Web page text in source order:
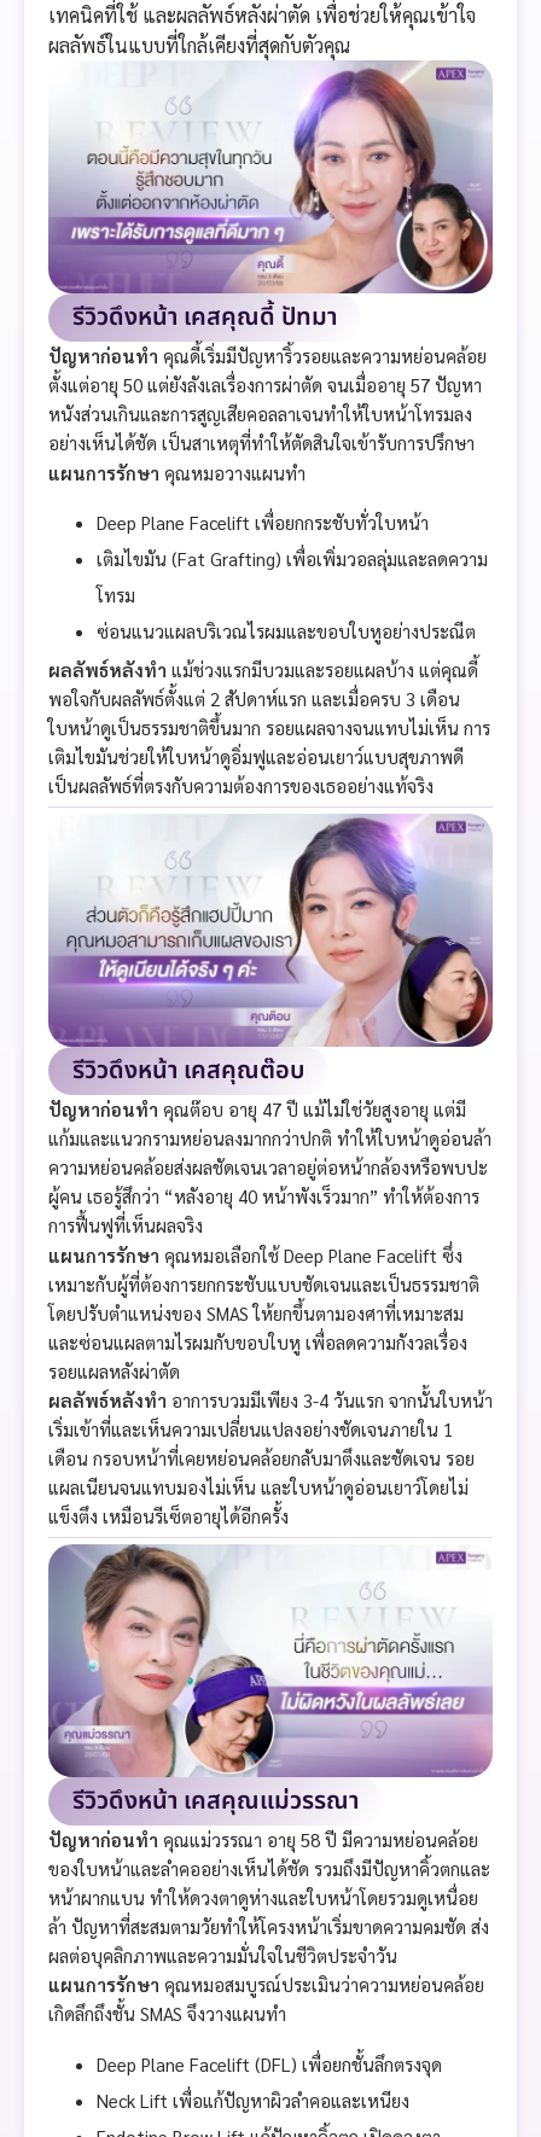
เทคนิคที่ใช้ และผลลัพธ์หลังผ่าตัด เพื่อช่วยให้คุณเข้าใจ
ผลลัพธ์ในแบบที่ใกล้เคียงที่สุดกับตัวคุณ
รีวิวดึงหน้า เคสคุณดี้ ปัทมา
ปัญหาก่อนทำ คุณดี้เริ่มมีปัญหาริ้วรอยและความหย่อนคล้อย
ตั้งแต่อายุ 50 แต่ยังลังเลเรื่องการผ่าตัด จนเมื่ออายุ 57 ปัญหา
หนังส่วนเกินและการสูญเสียคอลลาเจนทำให้ใบหน้าโทรมลง
อย่างเห็นได้ชัด เป็นสาเหตุที่ทำให้ตัดสินใจเข้ารับการปรึกษา
แผนการรักษา คุณหมอวางแผนทำ
Deep Plane Facelift เพื่อยกกระชับทั่วใบหน้า
เติมไขมัน (Fat Grafting) เพื่อเพิ่มวอลลุ่มและลดความ
โทรม
ซ่อนแนวแผลบริเวณไรผมและขอบใบหูอย่างประณีต
ผลลัพธ์หลังทำ แม้ช่วงแรกมีบวมและรอยแผลบ้าง แต่คุณดี้
พอใจกับผลลัพธ์ตั้งแต่ 2 สัปดาห์แรก และเมื่อครบ 3 เดือน
ใบหน้าดูเป็นธรรมชาติขึ้นมาก รอยแผลจางจนแทบไม่เห็น การ
เติมไขมันช่วยให้ใบหน้าดูอิ่มฟูและอ่อนเยาว์แบบสุขภาพดี
เป็นผลลัพธ์ที่ตรงกับความต้องการของเธออย่างแท้จริง
รีวิวดึงหน้า เคสคุณต๊อบ
ปัญหาก่อนทำ คุณต๊อบ อายุ 47 ปี แม้ไม่ใช่วัยสูงอายุ แต่มี
แก้มและแนวกรามหย่อนลงมากกว่าปกติ ทำให้ใบหน้าดูอ่อนล้า
ความหย่อนคล้อยส่งผลชัดเจนเวลาอยู่ต่อหน้ากล้องหรือพบปะ
ผู้คน เธอรู้สึกว่า “หลังอายุ 40 หน้าพังเร็วมาก” ทำให้ต้องการ
การฟื้นฟูที่เห็นผลจริง
แผนการรักษา คุณหมอเลือกใช้ Deep Plane Facelift ซึ่ง
เหมาะกับผู้ที่ต้องการยกกระชับแบบชัดเจนและเป็นธรรมชาติ
โดยปรับตำแหน่งของ SMAS ให้ยกขึ้นตามองศาที่เหมาะสม
และซ่อนแผลตามไรผมกับขอบใบหู เพื่อลดความกังวลเรื่อง
รอยแผลหลังผ่าตัด
ผลลัพธ์หลังทำ อาการบวมมีเพียง 3-4 วันแรก จากนั้นใบหน้า
เริ่มเข้าที่และเห็นความเปลี่ยนแปลงอย่างชัดเจนภายใน 1
เดือน กรอบหน้าที่เคยหย่อนคล้อยกลับมาตึงและชัดเจน รอย
แผลเนียนจนแทบมองไม่เห็น และใบหน้าดูอ่อนเยาว์โดยไม่
แข็งตึง เหมือนรีเซ็ตอายุได้อีกครั้ง
รีวิวดึงหน้า เคสคุณแม่วรรณา
ปัญหาก่อนทำ คุณแม่วรรณา อายุ 58 ปี มีความหย่อนคล้อย
ของใบหน้าและลำคออย่างเห็นได้ชัด รวมถึงมีปัญหาคิ้วตกและ
หน้าผากแบน ทำให้ดวงตาดูห่างและใบหน้าโดยรวมดูเหนื่อย
ล้า ปัญหาที่สะสมตามวัยทำให้โครงหน้าเริ่มขาดความคมชัด ส่ง
ผลต่อบุคลิกภาพและความมั่นใจในชีวิตประจำวัน
แผนการรักษา คุณหมอสมบูรณ์ประเมินว่าความหย่อนคล้อย
เกิดลึกถึงชั้น SMAS จึงวางแผนทำ
Deep Plane Facelift (DFL) เพื่อยกชั้นลึกตรงจุด
Neck Lift เพื่อแก้ปัญหาผิวลำคอและเหนียง